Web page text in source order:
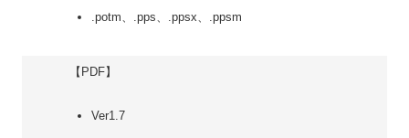
.potm、.pps、.ppsx、.ppsm
【PDF】
Ver1.7